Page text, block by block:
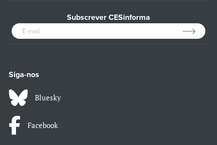
Subscrever CESinforma
Siga-nos
Bluesky
Facebook